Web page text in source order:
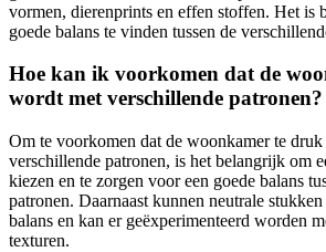
vormen, dierenprints en effen stoffen. Het is
goede balans te vinden tussen de
Hoe kan ik voorkomen dat de
wordt met verschillende patronen?
Om te voorkomen dat de woonkamer te
verschillende patronen, is het belangrijk om
kiezen en te zorgen voor een goede balans
patronen. Daarnaast kunnen neutrale
balans en kan er geëxperimenteerd worden
texturen.